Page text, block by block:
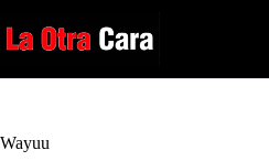
al
contenido
Wayuu